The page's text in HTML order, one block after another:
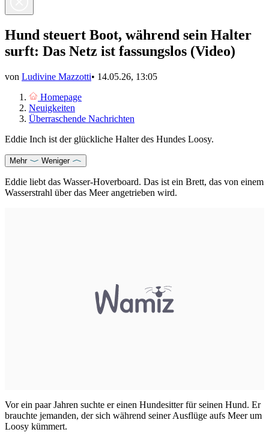
Hund steuert Boot, während sein Halter
surft: Das Netz ist fassungslos (Video)
von Ludivine Mazzotti• 14.05.26, 13:05
Homepage
Neuigkeiten
Überraschende Nachrichten
Eddie Inch ist der glückliche Halter des Hundes Loosy.
Mehr Weniger
Eddie liebt das Wasser-Hoverboard. Das ist ein Brett, das von einem
Wasserstrahl über das Meer angetrieben wird.
Vor ein paar Jahren suchte er einen Hundesitter für seinen Hund. Er
brauchte jemanden, der sich während seiner Ausflüge aufs Meer um
Loosy kümmert.